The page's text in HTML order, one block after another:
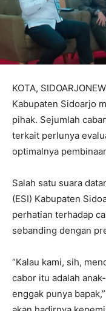
KOTA,
Kabupaten Sidoarjo
pihak. Sejumlah
terkait perlunya
optimalnya
Salah satu suara
(ESI) Kabupaten
perhatian terhadap
sebanding dengan
“Kalau kami, sih,
cabor itu adalah
enggak punya